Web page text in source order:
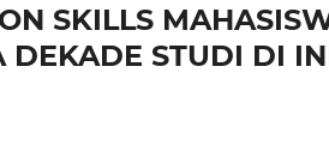
SKILLS
DEKADE STUDI DI